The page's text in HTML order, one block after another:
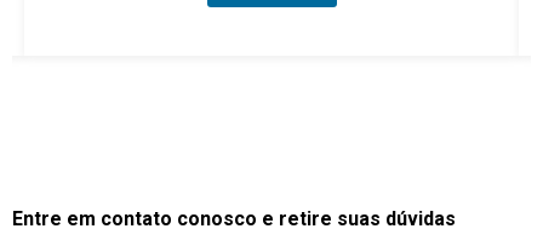
Entre em contato conosco e retire suas dúvidas